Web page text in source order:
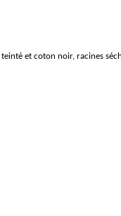
et coton noir, racines